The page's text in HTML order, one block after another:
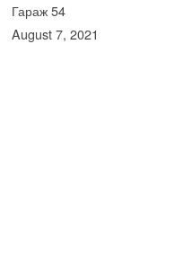
Гараж 54
August 7, 2021